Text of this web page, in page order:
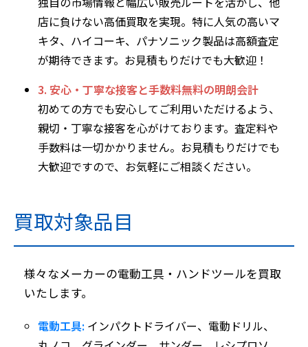
店に負けない高価買取を実現。特に人気の高いマ
キタ、ハイコーキ、パナソニック製品は高額査定
が期待できます。お見積もりだけでも大歓迎！
3. 安心・丁寧な接客と手数料無料の明朗会計
初めての方でも安心してご利用いただけるよう、
親切・丁寧な接客を心がけております。査定料や
手数料は一切かかりません。お見積もりだけでも
大歓迎ですので、お気軽にご相談ください。
買取対象品目
様々なメーカーの電動工具・ハンドツールを買取
いたします。
電動工具: インパクトドライバー、電動ドリル、